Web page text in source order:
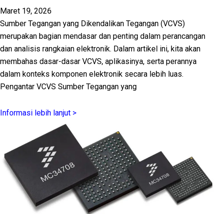
Maret 19, 2026
Sumber Tegangan yang Dikendalikan Tegangan (VCVS)
merupakan bagian mendasar dan penting dalam perancangan
dan analisis rangkaian elektronik. Dalam artikel ini, kita akan
membahas dasar-dasar VCVS, aplikasinya, serta perannya
dalam konteks komponen elektronik secara lebih luas.
Pengantar VCVS Sumber Tegangan yang
Informasi lebih lanjut >